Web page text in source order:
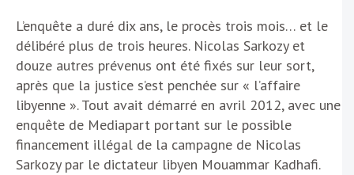
L’enquête a duré dix ans, le procès trois mois… et le
délibéré plus de trois heures. Nicolas Sarkozy et
douze autres prévenus ont été fixés sur leur sort,
après que la justice s’est penchée sur « l’affaire
libyenne ». Tout avait démarré en avril 2012, avec une
enquête de Mediapart portant sur le possible
financement illégal de la campagne de Nicolas
Sarkozy par le dictateur libyen Mouammar Kadhafi.